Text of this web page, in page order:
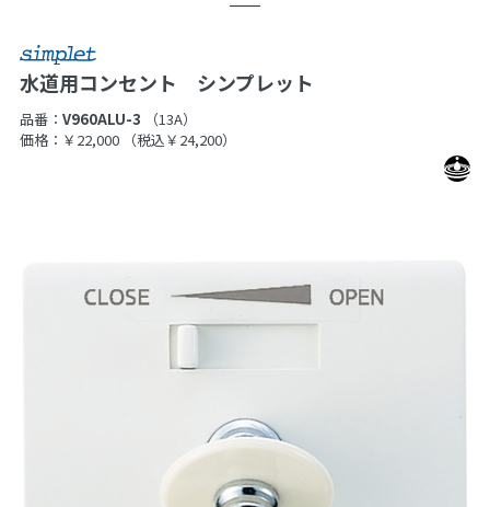
水道用コンセント シンプレット
品番： V960ALU-3
（13A）
価格：￥22,000
（税込￥24,200）